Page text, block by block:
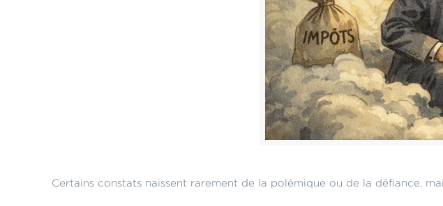
Certains constats naissent rarement de la polémique ou de la défiance,